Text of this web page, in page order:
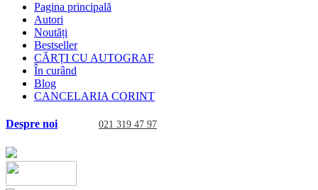
Pagina principală
Autori
Noutăți
Bestseller
CĂRȚI CU AUTOGRAF
În curând
Blog
CANCELARIA CORINT
Despre noi 021 319 47 97